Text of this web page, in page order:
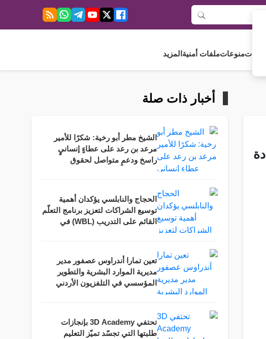
جامعاتمنوعاتملفات أمنية المزيد
أخبار ذات صلة
الشيخ مطر أبو رخية: شكرًا للأمير
مرعد بن رعد على عطاءٍ إنسانيٍ
راسخ ودعمٍ متواصل لحقوق
الحجاج والنابلسي يؤكدان أهمية
توسيع الشراكات لتعزيز برنامج التعلّم
القائم على التدريب (WBL) في
تعين تمارا أندراوس عصفور مدير
مديرية الموارد البشرية والتطوير
المؤسسي في التلفزيون الأردني
تحتفي 3D Academy بإنجازات
طلبتها التي تجسّد تميّز التعليم